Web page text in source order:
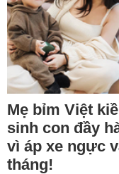
Mẹ bỉm Việt
sinh con đầy
vì áp xe ngực
tháng!